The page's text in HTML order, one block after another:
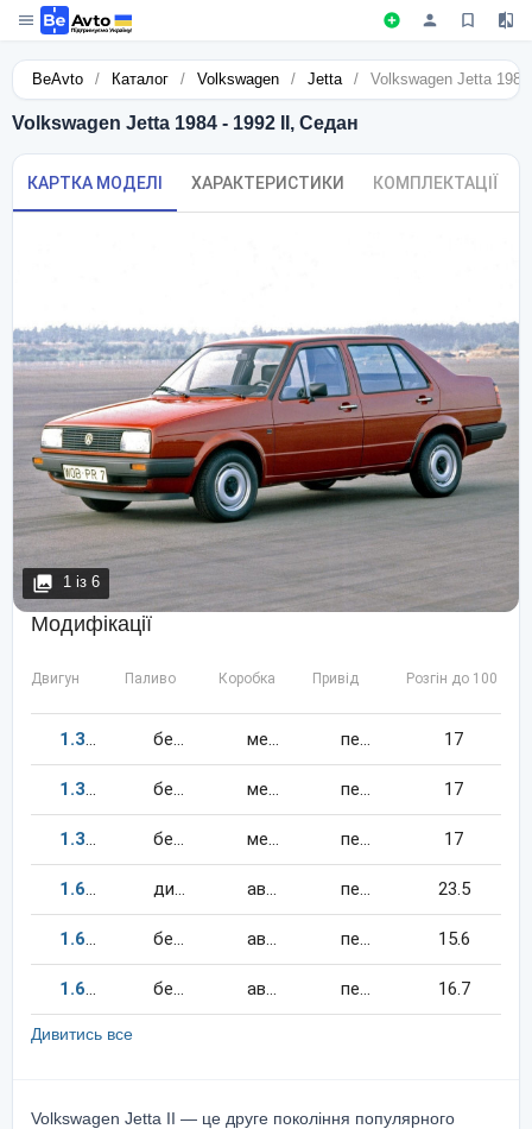
BeAvto / Каталог / Volkswagen / Jetta / Volkswagen Jetta
Volkswagen Jetta 1984 - 1992 II, Седан
КАРТКА МОДЕЛІ ХАРАКТЕРИСТИКИ КОМПЛЕКТАЦІЇ
1 із 6
Модифікації
Двигун Паливо Коробка Привід Розгін до 100 км/
1.358 бензин механіка передній 17
1.355 бензин механіка передній 17
1.355 бензин механіка передній 17
1.654 дизель автомат передній 23.5
1.675 бензин автомат передній 15.6
1.670 бензин автомат передній 16.7
Дивитись все
Volkswagen Jetta II — це друге покоління популярного